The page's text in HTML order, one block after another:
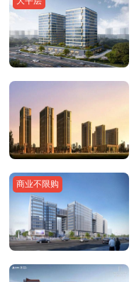
商业不限购